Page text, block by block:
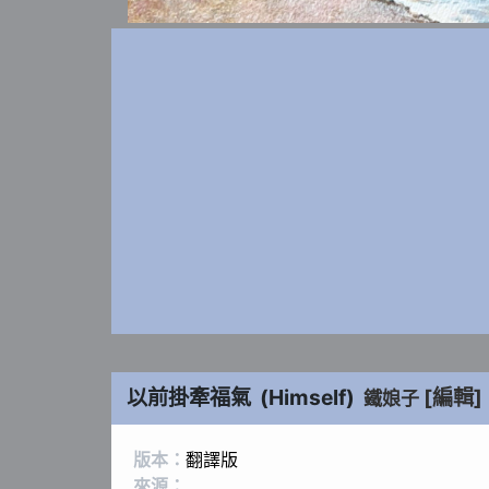
以前掛牽福氣 (Himself) 鐵娘子 [編輯]
版本： 翻譯版